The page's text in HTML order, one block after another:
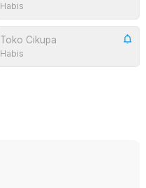
Habis
Toko Cikupa
Habis